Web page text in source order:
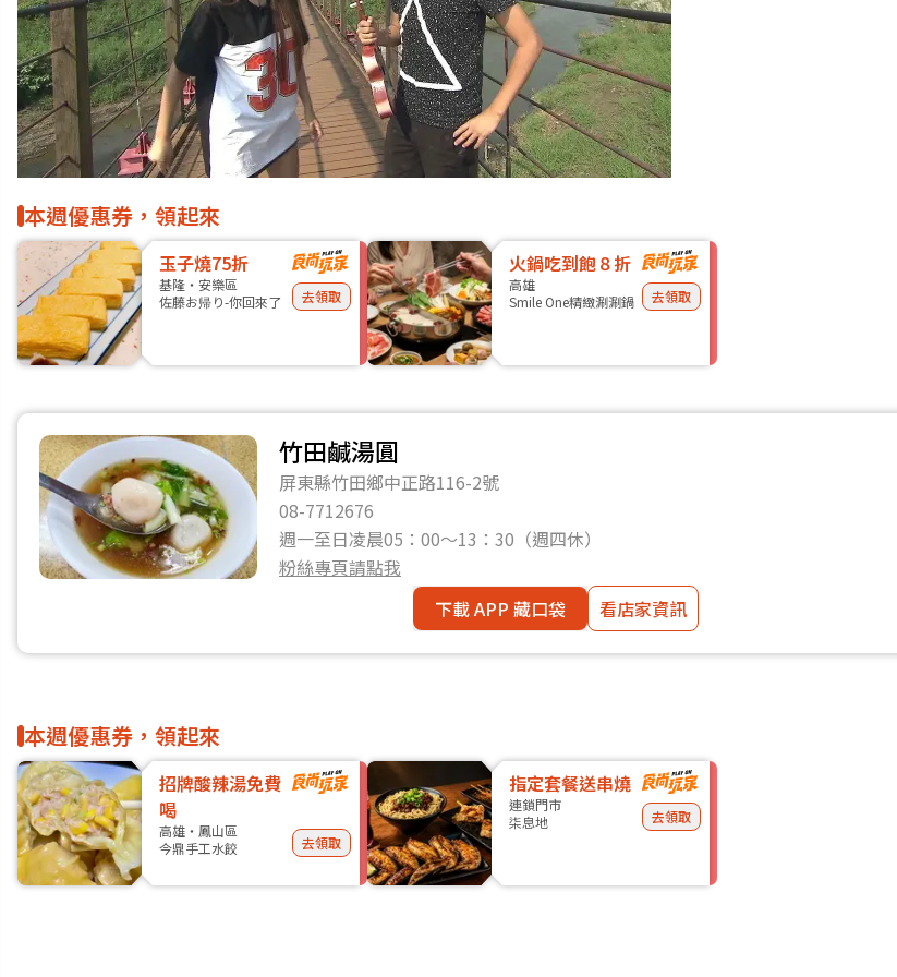
本週優惠券，領起來
玉子燒75折
基隆・安樂區
佐藤お帰り-你回來了
去領取
火鍋吃到飽８折
高雄
Smile One精緻涮涮鍋
去領取
竹田鹹湯圓
屏東縣竹田鄉中正路116-2號
08-7712676
週一至日凌晨05：00～13：30（週四休）
粉絲專頁請點我
下載 APP 藏口袋
看店家資訊
本週優惠券，領起來
招牌酸辣湯免費
喝
高雄・鳳山區
今鼎手工水餃
去領取
指定套餐送串燒
連鎖門市
柒息地
去領取